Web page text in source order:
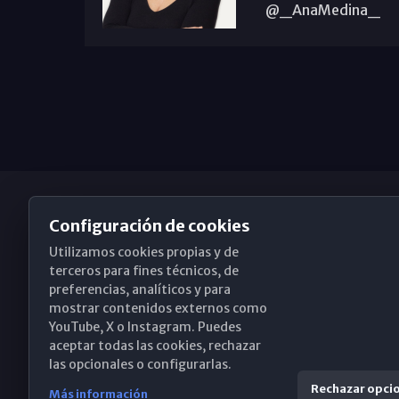
@_AnaMedina_
Obispado de Málaga
Santa María, 18-20. 29015 Málaga
(+34) 952 224 386
Configuración de cookies
Utilizamos cookies propias y de
terceros para fines técnicos, de
preferencias, analíticos y para
mostrar contenidos externos como
YouTube, X o Instagram. Puedes
aceptar todas las cookies, rechazar
las opcionales o configurarlas.
Más información Rechazar